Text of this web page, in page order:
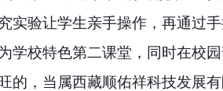
实验让学生亲手操作，再通过
学校特色第二课堂，同时在校
的，当属西藏顺佑祥科技发展